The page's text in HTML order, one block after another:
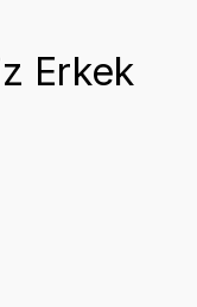
Erkek